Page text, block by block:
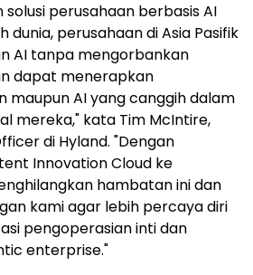
perusahaan berbasis AI
dunia, perusahaan di Asia Pasifik
AI tanpa mengorbankan
dapat menerapkan
maupun AI yang canggih dalam
mereka," kata Tim McIntire,
di Hyland. "Dengan
Innovation Cloud ke
hambatan ini dan
kami agar lebih percaya diri
pengoperasian inti dan
enterprise."